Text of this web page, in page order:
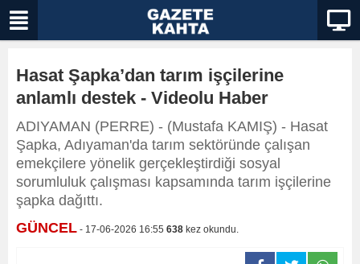
Hasat Şapka’dan tarım işçilerine
anlamlı destek - Videolu Haber
ADIYAMAN (PERRE) - (Mustafa KAMIŞ) - Hasat
Şapka, Adıyaman'da tarım sektöründe çalışan
emekçilere yönelik gerçekleştirdiği sosyal
sorumluluk çalışması kapsamında tarım işçilerine
şapka dağıttı.
GÜNCEL - 17-06-2026 16:55 638 kez okundu.